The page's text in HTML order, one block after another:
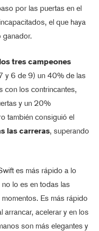
por las puertas en el
el que haya
ganador.
tres campeones
y 6 de 9) un 40% de las
con los contrincantes,
y un 20%
también consiguió el
las carreras, superando
es más rápido a lo
lo es en todas las
Es más rápido
arrancar, acelerar y en los
son más elegantes y